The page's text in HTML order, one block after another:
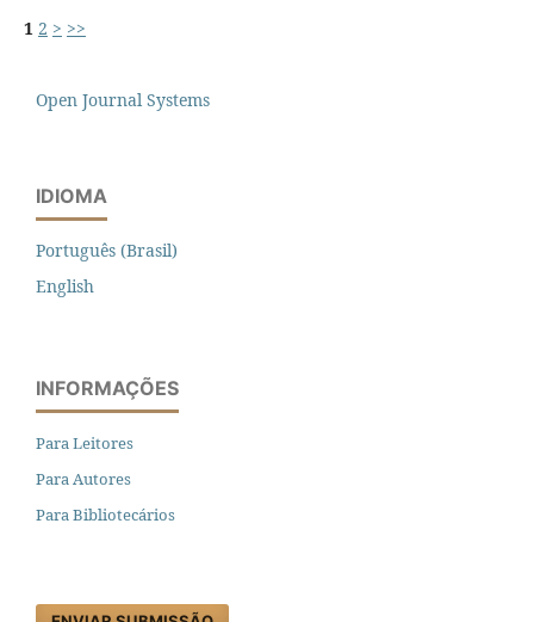
1 2 > >>
Open Journal Systems
IDIOMA
Português (Brasil)
English
INFORMAÇÕES
Para Leitores
Para Autores
Para Bibliotecários